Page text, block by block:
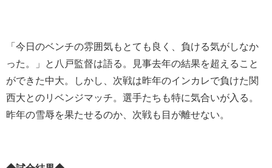
「今日のベンチの雰囲気もとても良く、負ける気がしなか
った。」と八戸監督は語る。見事去年の結果を超えること
ができた中大。しかし、次戦は昨年のインカレで負けた関
西大とのリベンジマッチ。選手たちも特に気合いが入る。
昨年の雪辱を果たせるのか、次戦も目が離せない。